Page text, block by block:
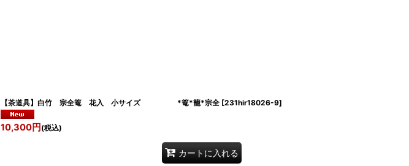
【茶道具】白竹 宗全篭 花入 小サイズ *篭*籠*宗全 [231hir18026-9]
10,300円 (税込)
カートに入れる